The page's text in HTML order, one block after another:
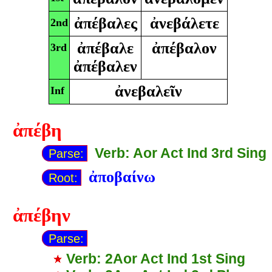
2nd ἀπέβαλες ἀνεβάλετε
3rd
ἀπέβαλε
ἀπέβαλεν
ἀπέβαλον
Inf ἀνεβαλεῖν
ἀπέβη
Parse: Verb: Aor Act Ind 3rd Sing
Root: ἀποβαίνω
ἀπέβην
Parse:
Verb: 2Aor Act Ind 1st Sing